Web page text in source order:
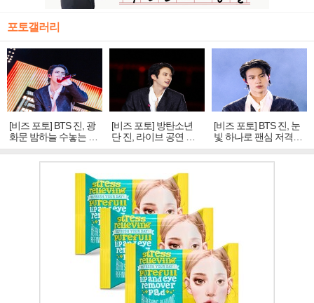
포토갤러리
[비즈 포토] BTS 진, 광
화문 밤하늘 수놓는 '비
주얼 킹'의 열창
[비즈 포토] 방탄소년
단 진, 라이브 공연 중
빛나는 독보적 아우라
[비즈 포토] BTS 진, 눈
빛 하나로 팬심 저격…
독보적 카리스마